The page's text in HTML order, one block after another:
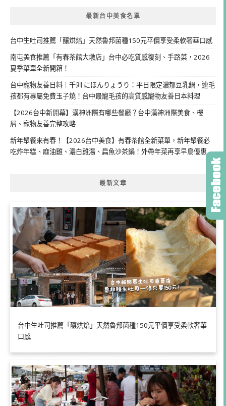
最新台中美食名單
台中生吐司推薦「釀烘焙」天然魯邦菌種150元平價享受柔軟奢華口感
南屯美食推薦「有春茶館大墩店」台中必吃質感復刻、手路菜，2026
夏季菜單全新開箱！
台中寵物友善日料｜千汌 にほんりょうり：平日限定濃郁豆乳鍋，連毛
孩都有專屬免費玉子燒！台中最寵毛孩的高質感寵物友善日本料理
【2026台中新開幕】漢神洲際有哪些餐廳？台中漢神洲際美食、樓
層、寵物友善完整攻略
新年聚餐來有春！【2026台中美食】有春茶館全新菜單，新年聚餐必
吃炸年糕、麻油雞、濃白雞湯、扁魚沙茶鍋！外帶年菜再享早鳥優惠
最新文章
台中生吐司推薦「釀烘焙」天然魯邦菌種150元平價享受柔軟奢華
口感